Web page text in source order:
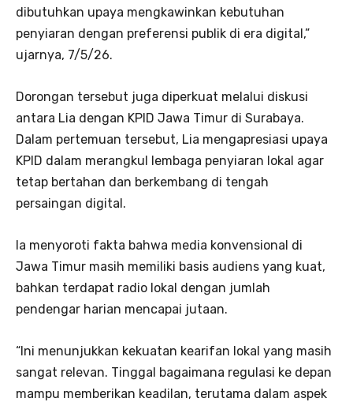
dibutuhkan upaya mengkawinkan kebutuhan
penyiaran dengan preferensi publik di era digital,”
ujarnya, 7/5/26.
Dorongan tersebut juga diperkuat melalui diskusi
antara Lia dengan KPID Jawa Timur di Surabaya.
Dalam pertemuan tersebut, Lia mengapresiasi upaya
KPID dalam merangkul lembaga penyiaran lokal agar
tetap bertahan dan berkembang di tengah
persaingan digital.
Ia menyoroti fakta bahwa media konvensional di
Jawa Timur masih memiliki basis audiens yang kuat,
bahkan terdapat radio lokal dengan jumlah
pendengar harian mencapai jutaan.
“Ini menunjukkan kekuatan kearifan lokal yang masih
sangat relevan. Tinggal bagaimana regulasi ke depan
mampu memberikan keadilan, terutama dalam aspek